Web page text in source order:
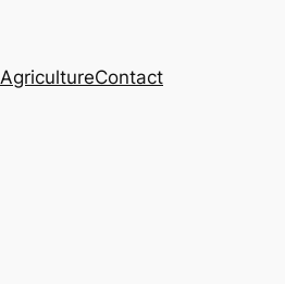
AgricultureContact